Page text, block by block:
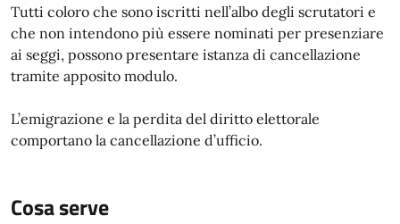
Tutti coloro che sono iscritti nell’albo degli scrutatori e
che non intendono più essere nominati per presenziare
ai seggi, possono presentare istanza di cancellazione
tramite apposito modulo.
L’emigrazione e la perdita del diritto elettorale
comportano la cancellazione d’ufficio.
Cosa serve